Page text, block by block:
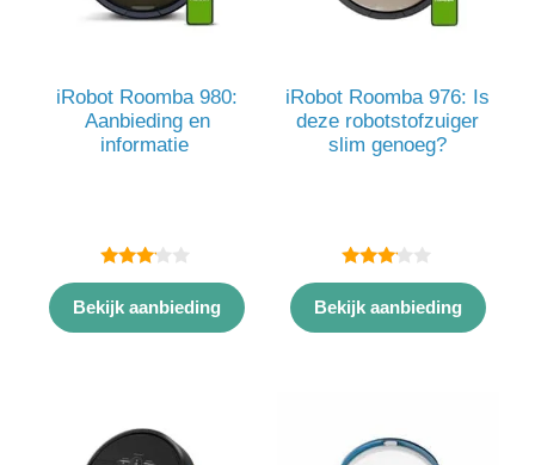
iRobot Roomba 980:
Aanbieding en
informatie
3.00
van 5
Bekijk aanbieding
iRobot Roomba 976: Is
deze robotstofzuiger
slim genoeg?
3.00
van 5
Bekijk aanbieding